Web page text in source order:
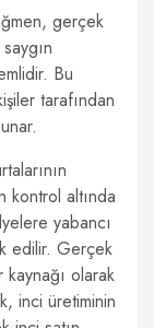
gerçek
Bu
tarafından
kontrol altında
yabancı
edilir. Gerçek
kaynağı olarak
inci üretiminin